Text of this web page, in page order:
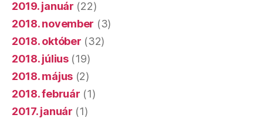
2019. január (22)
2018. november (3)
2018. október (32)
2018. július(19)
2018. május (2)
2018. február (1)
2017. január (1)